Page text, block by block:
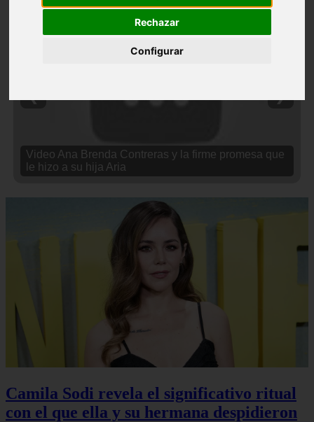
Rechazar
Configurar
Video Ana Brenda Contreras y la firme promesa que
le hizo a su hija Aria
Camila Sodi revela el significativo ritual
con el que ella y su hermana despidieron